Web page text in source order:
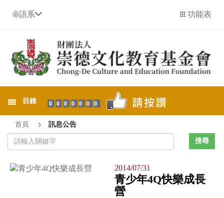
語系 功能表
目錄 0000000
首頁 訊息公告
2014/07/31
青少年4Q快樂成長
營